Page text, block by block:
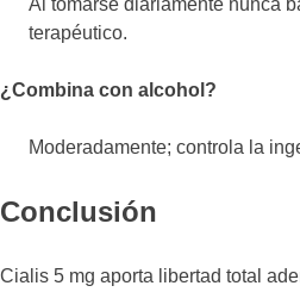
terapéutico.
¿Combina con alcohol?
Moderadamente; controla la
Conclusión
Cialis 5 mg aporta libertad total